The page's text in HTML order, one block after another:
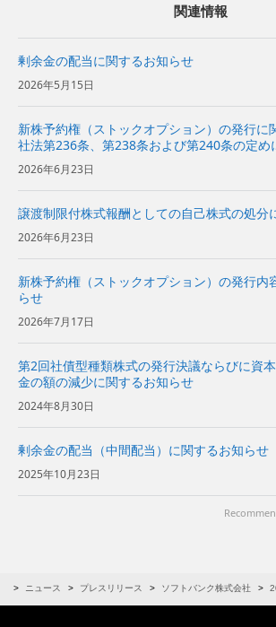
関連情報
剰余金の配当に関するお知らせ
2026年5月15日
新株予約権（ストックオプション）の発行に
社法第236条、第238条および第240条の定め
の発行）
2026年6月23日
譲渡制限付株式報酬としての自己株式の処分
2026年6月23日
新株予約権（ストックオプション）の発行内
らせ
2026年7月17日
第2回社債型種類株式の発行決議ならびに資
金の額の減少に関するお知らせ
2024年8月30日
剰余金の配当（中間配当）に関するお知らせ
2025年10月23日
ニュース プレスリリース ソフトバンク株式会社